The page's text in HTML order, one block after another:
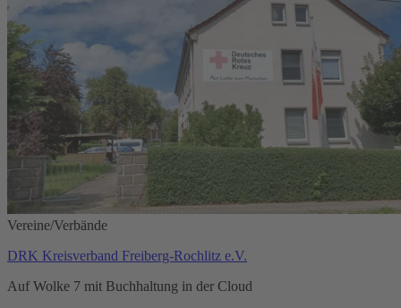
Vereine/Verbände
DRK Kreisverband Freiberg-Rochlitz e.V.
Auf Wolke 7 mit Buchhaltung in der Cloud